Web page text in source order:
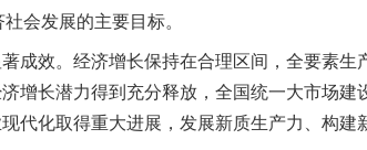
会发展的主要目标。
。经济增长保持在合理区间，全要素生
增长潜力得到充分释放，全国统一大市场
代化取得重大进展，发展新质生产力、构建